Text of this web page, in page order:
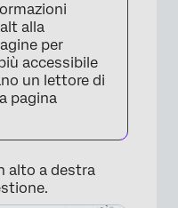
alla
per
accessibile
un lettore di
pagina
alto a destra